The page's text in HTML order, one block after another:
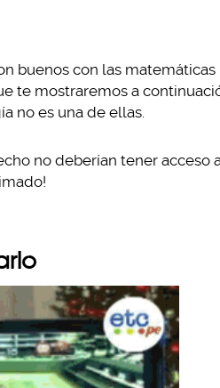
buenos con las matemáticas
te mostraremos a
no es una de ellas.
no deberían tener acceso